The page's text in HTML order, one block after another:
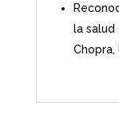
la
Chopra,